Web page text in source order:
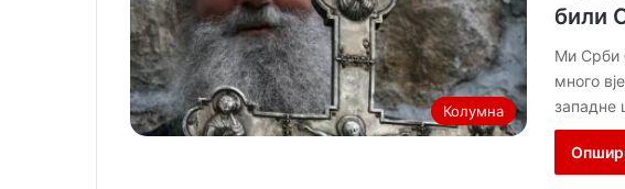
Колумна
били
Ми Срби
много
западне